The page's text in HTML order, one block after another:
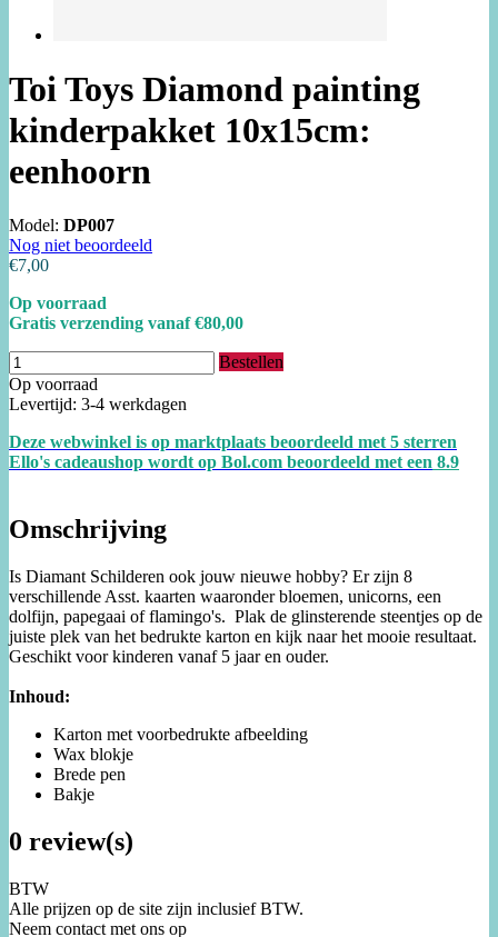
Toi Toys Diamond painting
kinderpakket 10x15cm:
eenhoorn
Model: DP007
Nog niet beoordeeld
€7,00
Op voorraad
Gratis verzending vanaf €80,00
Bestellen
Op voorraad
Levertijd: 3-4 werkdagen
Deze webwinkel is op marktplaats beoordeeld met 5 sterren
Ello's cadeaushop wordt op Bol.com beoordeeld met een 8.9
Omschrijving
Is Diamant Schilderen ook jouw nieuwe hobby? Er zijn 8
verschillende Asst. kaarten waaronder bloemen, unicorns, een
dolfijn, papegaai of flamingo's. Plak de glinsterende steentjes op de
juiste plek van het bedrukte karton en kijk naar het mooie resultaat.
Geschikt voor kinderen vanaf 5 jaar en ouder.
Inhoud:
Karton met voorbedrukte afbeelding
Wax blokje
Brede pen
Bakje
0 review(s)
BTW
Alle prijzen op de site zijn inclusief BTW.
Neem contact met ons op